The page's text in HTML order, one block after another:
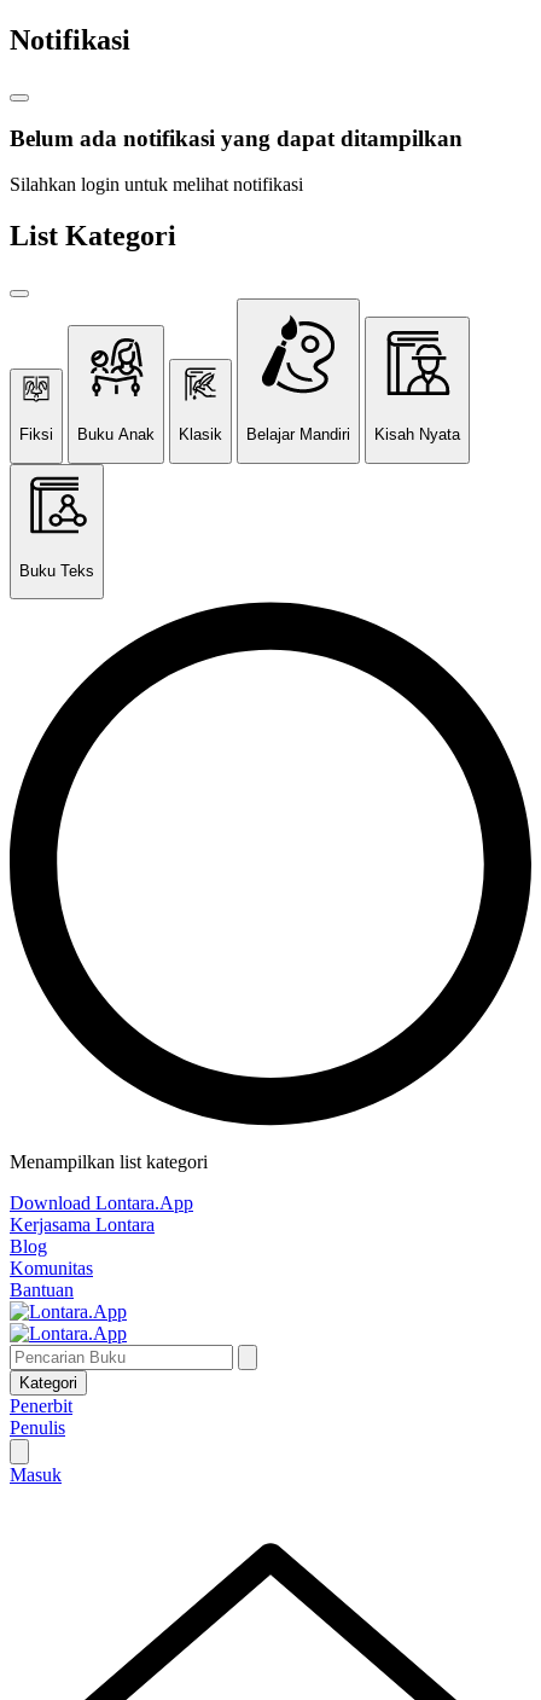
Notifikasi
Belum ada notifikasi yang dapat ditampilkan
Silahkan login untuk melihat notifikasi
List Kategori
Fiksi Buku Anak Klasik Belajar Mandiri Kisah Nyata
Buku Teks
Menampilkan list kategori
Download Lontara.App
Kerjasama Lontara
Blog
Komunitas
Bantuan
Kategori
Penerbit
Penulis
Masuk